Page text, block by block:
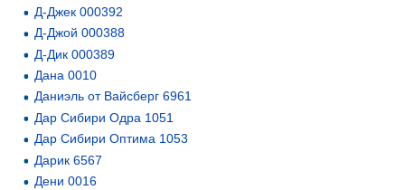
Д-Джек 000392
Д-Джой 000388
Д-Дик 000389
Дана 0010
Даниэль от Вайсберг 6961
Дар Сибири Одра 1051
Дар Сибири Оптима 1053
Дарик 6567
Дени 0016